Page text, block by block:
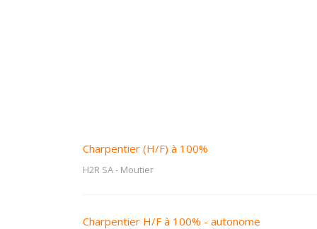
Charpentier (H/F) à 100%
H2R SA- Moutier
Charpentier H/F à 100% - autonome